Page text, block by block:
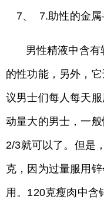
7、 7.助性的金
男性精液中含有
的性功能，另外，
议男士们每人每天
动量大的男士，一
2/3就可以了。但是
克，因为过量服用
用。120克瘦肉中含